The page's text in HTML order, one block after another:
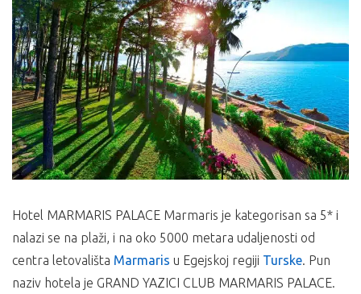
Hotel MARMARIS PALACE Marmaris je kategorisan sa 5* i
nalazi se na plaži, i na oko 5000 metara udaljenosti od
centra letovališta Marmaris u Egejskoj regiji Turske. Pun
naziv hotela je GRAND YAZICI CLUB MARMARIS PALACE.